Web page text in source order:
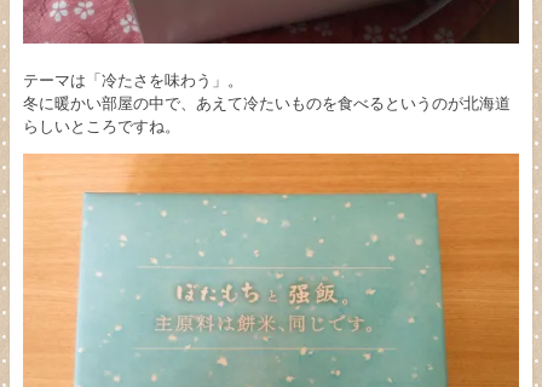
テーマは「冷たさを味わう」。
冬に暖かい部屋の中で、あえて冷たいものを食べるというのが北海道
らしいところですね。